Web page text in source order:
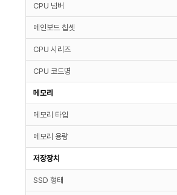
CPU 넘버
메인보드 칩셋
CPU 시리즈
CPU 코드명
메모리
메모리 타입
메모리 용량
저장장치
SSD 형태